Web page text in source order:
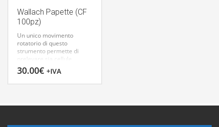
Wallach Papette (CF
100pz)
Un unico movimento
rotatorio di questo
strumento permette di
prelevare sia cellule
endocervicali che
esocervicali con un minor
30.00€ +IVA